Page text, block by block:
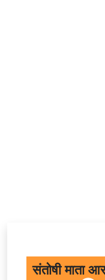
संतोषी माता